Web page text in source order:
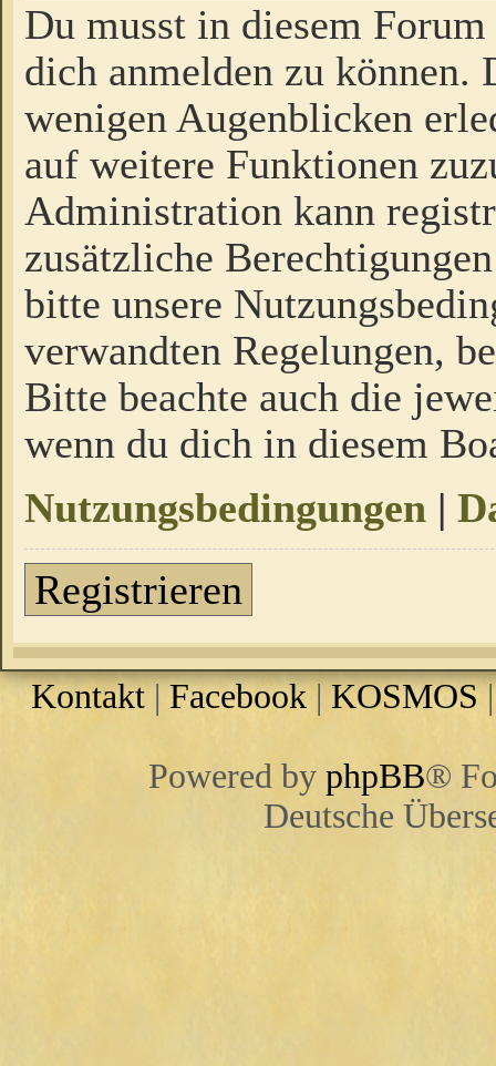
Du musst in diesem
dich anmelden zu
wenigen Augenblicken
auf weitere Funktionen
Administration kann
zusätzliche
bitte unsere
verwandten Regelungen,
Bitte beachte auch die
wenn du dich in diesem
Nutzungsbedingungen |
Registrieren
Kontakt | Facebook |KOSMOS
Powered by phpBB®
Deutsche